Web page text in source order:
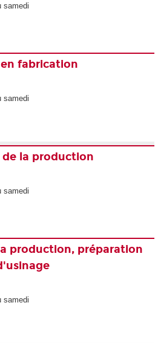
samedi
fabrication
samedi
la production
samedi
production, préparation
samedi